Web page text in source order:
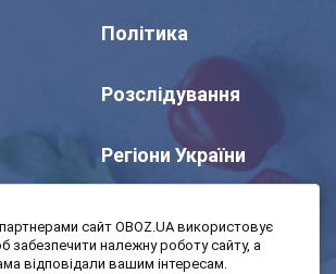
Політика
Розслідування
Регіони України
сайт OBOZ.UA використовує
забезпечити належну роботу сайту, а
відповідали вашим інтересам.